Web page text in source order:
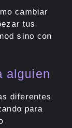
cambiar
tus
sino con
alguien
diferentes
para